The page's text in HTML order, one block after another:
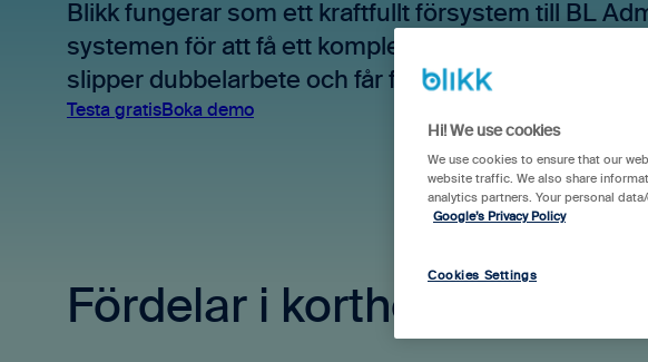
Blikk fungerar som ett kraftfullt försystem till BL
systemen för att få ett komplett stöd för hela
slipper dubbelarbete och får full kontroll på tid,
Testa gratisBoka demo
Fördelar i korthet
Hi! We use cookies
We use cookies to ensure that our
website traffic. We also share
analytics partners. Your personal
Google’s Privacy Policy
Cookies Settings